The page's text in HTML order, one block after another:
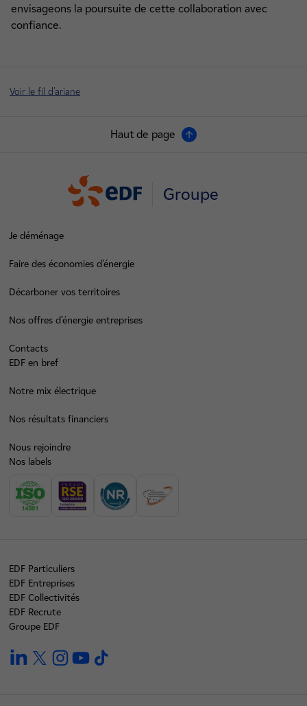
envisageons la poursuite de cette collaboration avec
confiance.
Voir le fil d'ariane
Haut de page
Groupe
Je déménage
Faire des économies d’énergie
Décarboner vos territoires
Nos offres d’énergie entreprises
Contacts
EDF en bref
Notre mix électrique
Nos résultats financiers
Nous rejoindre
Nos labels
EDF Particuliers
EDF Entreprises
EDF Collectivités
EDF Recrute
Groupe EDF
linkedintwitterinstagramyoutube